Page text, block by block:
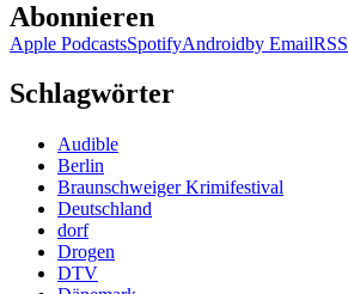
Abonnieren
Apple PodcastsSpotifyAndroidby EmailRSS
Schlagwörter
Audible
Berlin
Braunschweiger Krimifestival
Deutschland
dorf
Drogen
DTV